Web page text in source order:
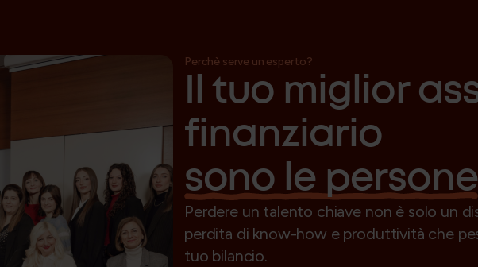
Perchè serve un esperto?
Il tuo miglior
finanziario
sono le persone
Perdere un talento chiave non è solo un
perdita di know-how e produttività che
tuo bilancio.